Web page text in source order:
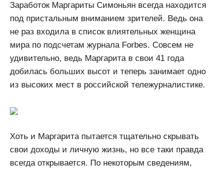
Заработок Маргариты Симоньян всегда находится
под пристальным вниманием зрителей. Ведь она
не раз входила в список влиятельных женщина
мира по подсчетам журнала Forbes. Совсем не
удивительно, ведь Маргарита в свои 41 года
добилась больших высот и теперь занимает одно
из высоких мест в российской тележурналистике.
Хоть и Маргарита пытается тщательно скрывать
свои доходы и личную жизнь, но все таки правда
всегда открывается. По некоторым сведениям,